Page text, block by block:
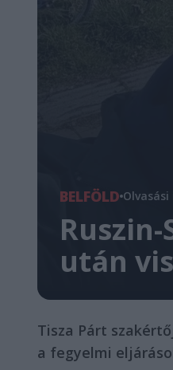
BELFÖLD Olvasási
után
Tisza Párt
a fegyelmi